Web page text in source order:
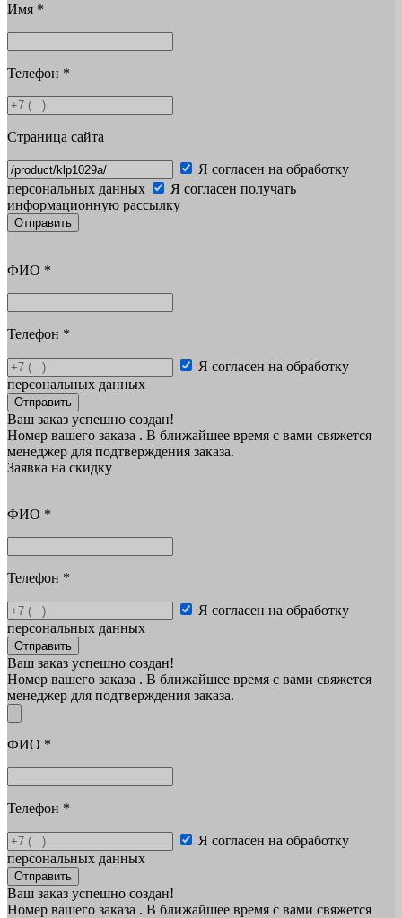
Имя *
Телефон *
Страница сайта
Я согласен на обработку
персональных данных
Я согласен получать
информационную рассылку
Отправить
ФИО *
Телефон *
Я согласен на обработку
персональных данных
Отправить
Ваш заказ успешно создан!
Номер вашего заказа . В ближайшее время с вами свяжется
менеджер для подтверждения заказа.
Заявка на скидку
ФИО *
Телефон *
Я согласен на обработку
персональных данных
Отправить
Ваш заказ успешно создан!
Номер вашего заказа . В ближайшее время с вами свяжется
менеджер для подтверждения заказа.
ФИО *
Телефон *
Я согласен на обработку
персональных данных
Отправить
Ваш заказ успешно создан!
Номер вашего заказа . В ближайшее время с вами свяжется